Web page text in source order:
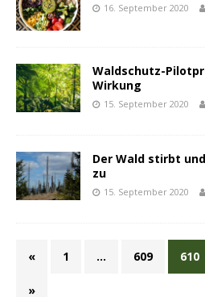
16. September 2020
Waldschutz-
Wirkung
15. September 2020
Der Wald stirbt
zu
15. September 2020
« 1 … 609 610
»